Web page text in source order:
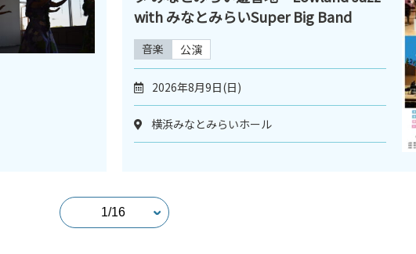
with みなとみらいSuper Big Band
音楽 公演
2026年8月9日(日)
横浜みなとみらいホール